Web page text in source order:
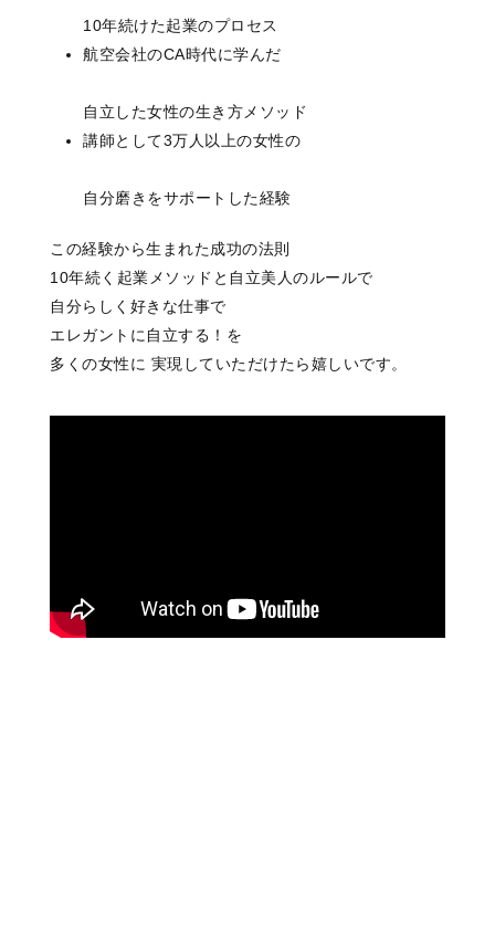
10年続けた起業のプロセス
航空会社のCA時代に学んだ
自立した女性の生き方メソッド
講師として3万人以上の女性の
自分磨きをサポートした経験
この経験から生まれた成功の法則
10年続く起業メソッドと自立美人のルールで
自分らしく好きな仕事で
エレガントに自立する！を
多くの女性に 実現していただけたら嬉しいです。